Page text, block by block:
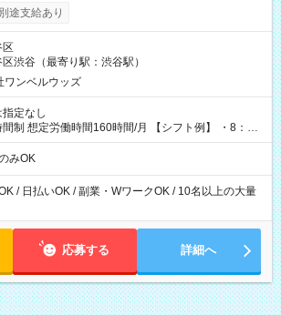
定あり） ┗働いたその日に現金GET♪ お仕事後はコ
日払い分を引き落とせます！ 【試用期間】試
途支給あり
区
渋谷（最寄り駅：渋谷駅）
ワンベルウッズ
定なし
定労働時間160時間/月 【シフト例】 ・8：00
みOK
/ 日払いOK / 副業・WワークOK / 10名以上の大量
応募する 詳細へ